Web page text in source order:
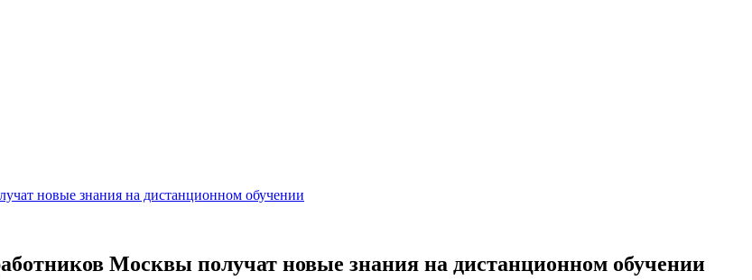
новые знания на дистанционном обучении
Москвы получат новые знания на дистанционном обучении